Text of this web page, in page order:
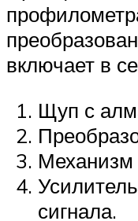
включает в
Щуп с
сигнала.